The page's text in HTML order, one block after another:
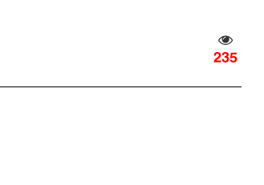
235